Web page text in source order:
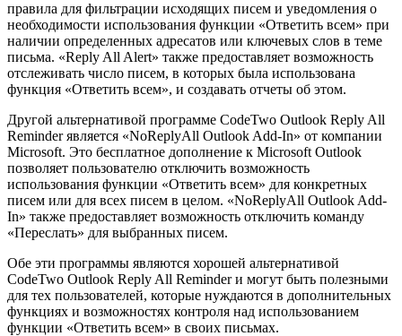
правила для фильтрации исходящих писем и уведомления о
необходимости использования функции «Ответить всем» при
наличии определенных адресатов или ключевых слов в теме
письма. «Reply All Alert» также предоставляет возможность
отслеживать число писем, в которых была использована
функция «Ответить всем», и создавать отчеты об этом.
Другой альтернативой программе CodeTwo Outlook Reply All
Reminder является «NoReplyAll Outlook Add-In» от компании
Microsoft. Это бесплатное дополнение к Microsoft Outlook
позволяет пользователю отключить возможность
использования функции «Ответить всем» для конкретных
писем или для всех писем в целом. «NoReplyAll Outlook Add-
In» также предоставляет возможность отключить команду
«Переслать» для выбранных писем.
Обе эти программы являются хорошей альтернативой
CodeTwo Outlook Reply All Reminder и могут быть полезными
для тех пользователей, которые нуждаются в дополнительных
функциях и возможностях контроля над использованием
функции «Ответить всем» в своих письмах.